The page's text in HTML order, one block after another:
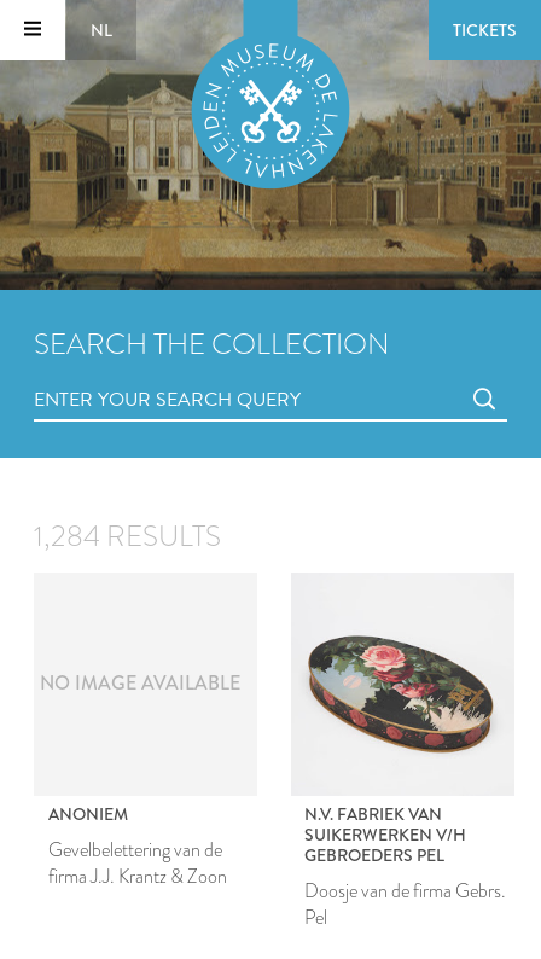
NL TICKETS
SEARCH THE COLLECTION
1,284 RESULTS
NO IMAGE AVAILABLE
ANONIEM
Gevelbelettering van de
firma J.J. Krantz & Zoon
N.V. FABRIEK VAN
SUIKERWERKEN V/H
GEBROEDERS PEL
Doosje van de firma Gebrs.
Pel